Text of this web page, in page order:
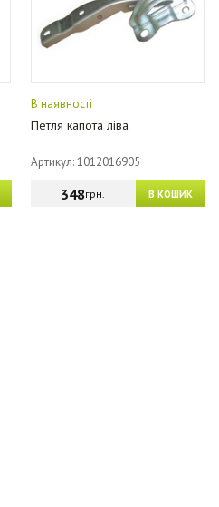
В наявності
Петля капота ліва
Артикул: 1012016905
В КОШИК
348грн.